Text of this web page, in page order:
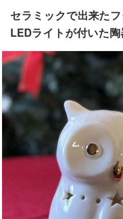
セラミックで出来た
LEDライトが付いた